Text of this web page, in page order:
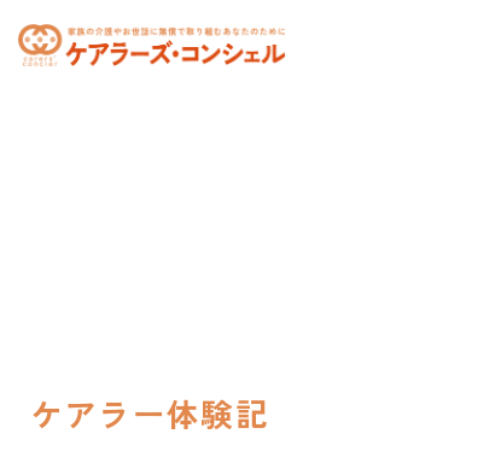
toggle
navigation
ケアラー体験記